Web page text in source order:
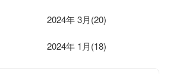
2024年 3月(20)
2024年 1月(18)